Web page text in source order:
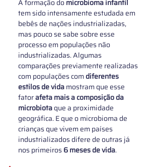
A formação do microbioma infantil
tem sido intensamente estudada em
bebês de nações industrializadas,
mas pouco se sabe sobre esse
processo em populações não
industrializadas. Algumas
comparações previamente realizadas
com populações com diferentes
estilos de vida mostram que esse
fator afeta mais a composição da
microbiota que a proximidade
geográfica. E que o microbioma de
crianças que vivem em países
industrializados difere de outras já
nos primeiros 6 meses de vida.